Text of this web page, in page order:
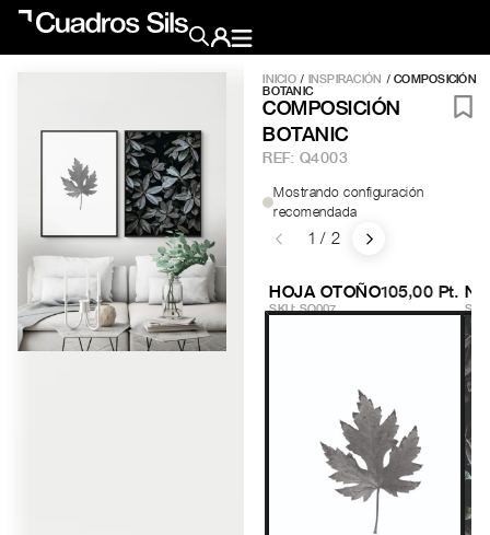
Obra Gráfica
Crea tu pared
Conócenos
INICIO/ INSPIRACIÓN / COMPOSICIÓN
BOTANIC
COMPOSICIÓN
BOTANIC
REF: Q4003
Mostrando configuración
recomendada
1 / 2
HOJA OTOÑO
SKU: SQ007
105,00 Pt.